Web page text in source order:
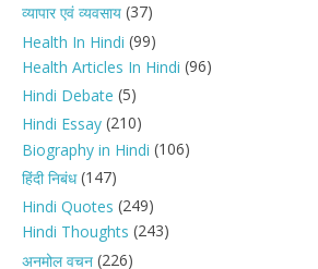
व्यापार एवं व्यवसाय (37)
Health In Hindi (99)
Health Articles In Hindi (96)
Hindi Debate (5)
Hindi Essay (210)
Biography in Hindi (106)
हिंदी निबंध(147)
Hindi Quotes (249)
Hindi Thoughts (243)
अनमोल वचन (226)